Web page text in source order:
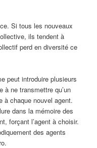
Si tous les nouveaux
ils tendent à
perd en diversité ce
peut introduire plusieurs
à ne transmettre qu’un
à chaque nouvel agent.
dans la mémoire des
forçant l’agent à choisir.
des agents